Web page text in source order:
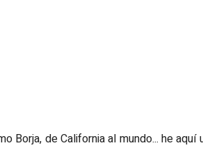
Borja, de California al mundo... he